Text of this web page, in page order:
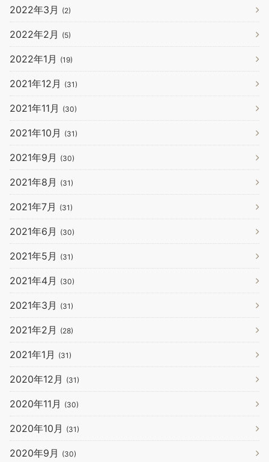
2022年3月 (2)
2022年2月 (5)
2022年1月 (19)
2021年12月 (31)
2021年11月 (30)
2021年10月 (31)
2021年9月 (30)
2021年8月 (31)
2021年7月 (31)
2021年6月 (30)
2021年5月 (31)
2021年4月 (30)
2021年3月 (31)
2021年2月 (28)
2021年1月 (31)
2020年12月 (31)
2020年11月 (30)
2020年10月 (31)
2020年9月 (30)